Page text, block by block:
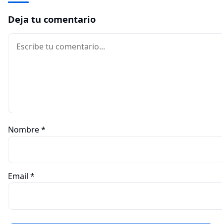
Deja tu comentario
Comentario
Nombre*
Email *